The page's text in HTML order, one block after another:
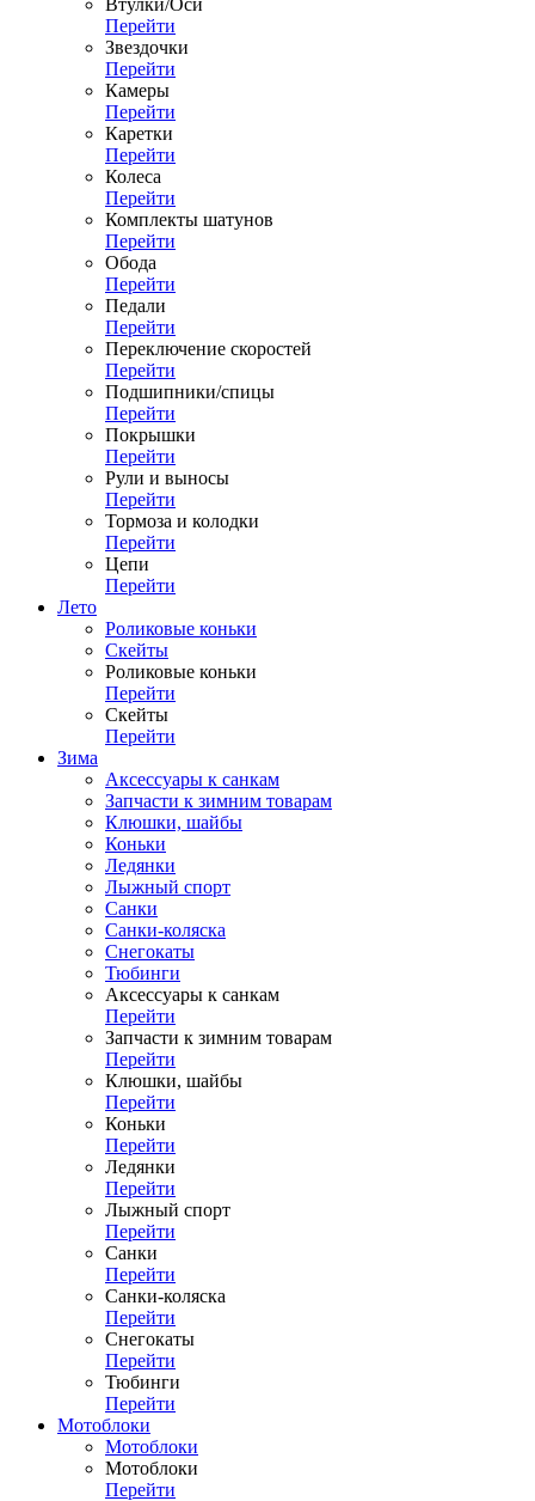
Втулки/Оси
Перейти
Звездочки
Перейти
Камеры
Перейти
Каретки
Перейти
Колеса
Перейти
Комплекты шатунов
Перейти
Обода
Перейти
Педали
Перейти
Переключение скоростей
Перейти
Подшипники/спицы
Перейти
Покрышки
Перейти
Рули и выносы
Перейти
Тормоза и колодки
Перейти
Цепи
Перейти
Лето
Роликовые коньки
Скейты
Роликовые коньки
Перейти
Скейты
Перейти
Зима
Аксессуары к санкам
Запчасти к зимним товарам
Клюшки, шайбы
Коньки
Ледянки
Лыжный спорт
Санки
Санки-коляска
Снегокаты
Тюбинги
Аксессуары к санкам
Перейти
Запчасти к зимним товарам
Перейти
Клюшки, шайбы
Перейти
Коньки
Перейти
Ледянки
Перейти
Лыжный спорт
Перейти
Санки
Перейти
Санки-коляска
Перейти
Снегокаты
Перейти
Тюбинги
Перейти
Мотоблоки
Мотоблоки
Мотоблоки
Перейти